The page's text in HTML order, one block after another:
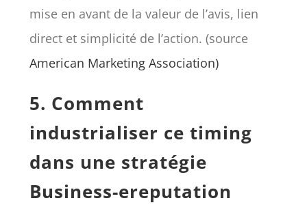
mise en avant de la valeur de l’avis, lien
direct et simplicité de l’action. (source
American Marketing Association)
5. Comment
industrialiser ce timing
dans une stratégie
Business-ereputation